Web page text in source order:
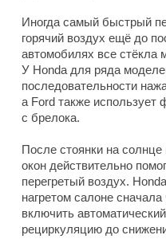
Иногда самый быстрый
горячий воздух ещё до
автомобилях все стёкла
У Honda для ряда
последовательности
а Ford также использует
с брелока.
После стоянки на солнце
окон действительно
перегретый воздух.
нагретом салоне
включить
рециркуляцию до